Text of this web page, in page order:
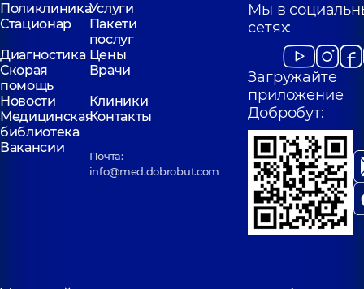
ПоликлиникаУслуги
Стационар
Пакети
послуг
Диагностика Цены
Скорая
помощь
Врачи
Новости
Клиники
Медицинская
библиотека
Контакты
Вакансии
Почта:
info@med.dobrobut.com
Мы в
сетях:
Загружайте
приложение
Добробут: